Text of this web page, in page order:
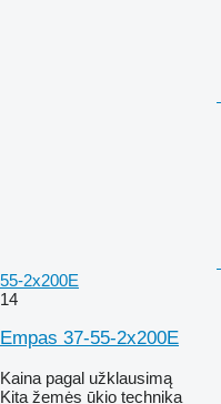
55-2x200E
14
Empas 37-55-2x200E
Kaina pagal užklausimą
Kita žemės ūkio technika